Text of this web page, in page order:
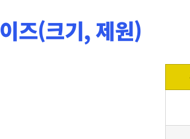
즈(크기, 제원)